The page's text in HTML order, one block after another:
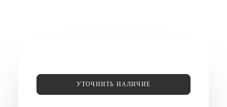
БЛОГ
ПОЖАЛОВАТЬСЯ
УТОЧНИТЬ НАЛИЧИЕ